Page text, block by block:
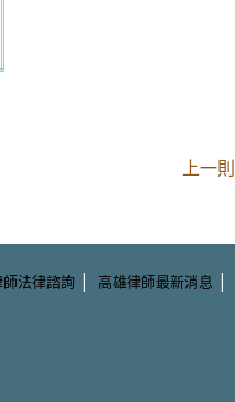
上一則
師法律諮詢 | 高雄律師最新消息 |